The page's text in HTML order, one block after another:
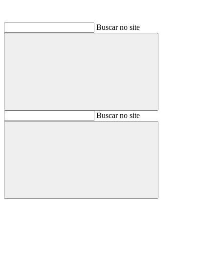
Buscar no site
BuscarBuscar no site
Buscar